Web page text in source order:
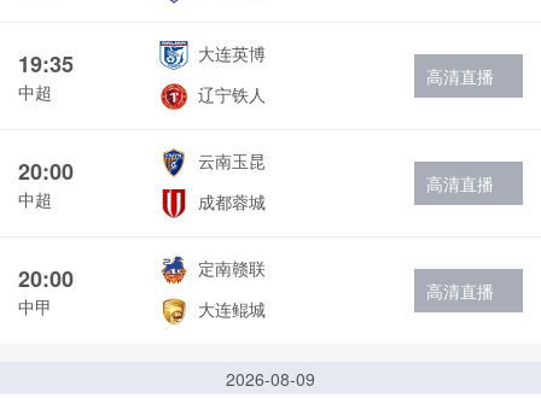
19:35
中超
大连英博
辽宁铁人
高清直播
20:00
中超
云南玉昆
成都蓉城
高清直播
20:00
中甲
定南赣联
大连鲲城
高清直播
2026-08-09